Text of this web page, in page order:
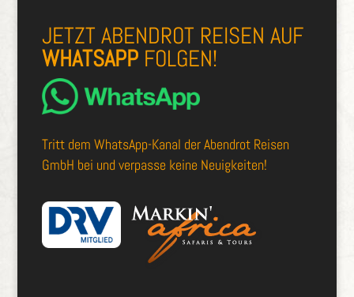
JETZT ABENDROT REISEN AUF
WHATSAPPFOLGEN!
Tritt dem WhatsApp-Kanal der Abendrot Reisen
GmbH bei und verpasse keine Neuigkeiten!